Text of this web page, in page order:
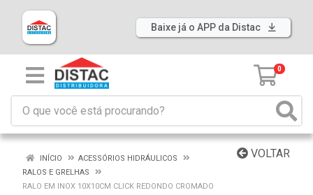
Baixe já o APP da Distac
0
VOLTAR
INÍCIO
ACESSÓRIOS HIDRÁULICOS
RALOS E GRELHAS
RALO EM INOX 10X10CM CLICK REDONDO CROMADO